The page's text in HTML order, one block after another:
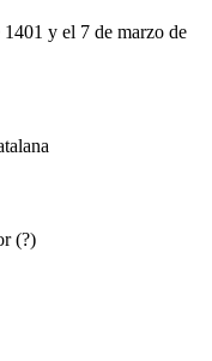
y el 7 de marzo de
(?)